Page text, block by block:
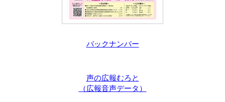
バックナンバー
声の広報むろと
（広報音声データ）